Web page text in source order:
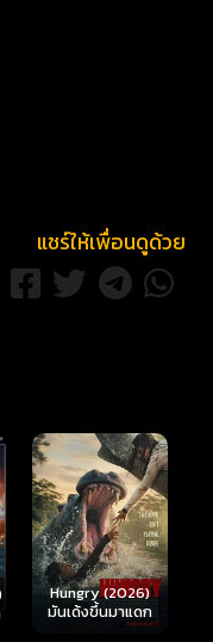
แชร์ให้เพื่อนดูด้วย
Ready or Not 2:
Here I Come
(2026) เกมพร้อม
ตาย 2